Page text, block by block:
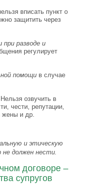
вписать пункт о
защитить через
разводе и
регулирует
помощи в случае
Нельзя озвучить в
чести, репутации,
жены и др.
и этическую
не должен нести.
договоре –
супругов